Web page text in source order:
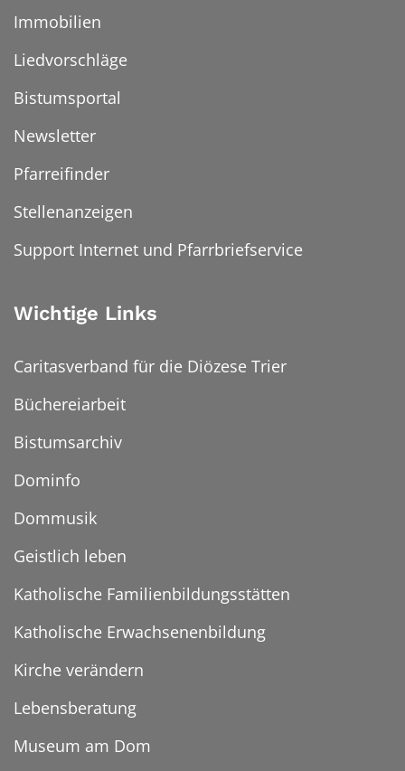
Immobilien
Liedvorschläge
Bistumsportal
Newsletter
Pfarreifinder
Stellenanzeigen
Support Internet und Pfarrbriefservice
Wichtige Links
Caritasverband für die Diözese Trier
Büchereiarbeit
Bistumsarchiv
Dominfo
Dommusik
Geistlich leben
Katholische Familienbildungsstätten
Katholische Erwachsenenbildung
Kirche verändern
Lebensberatung
Museum am Dom